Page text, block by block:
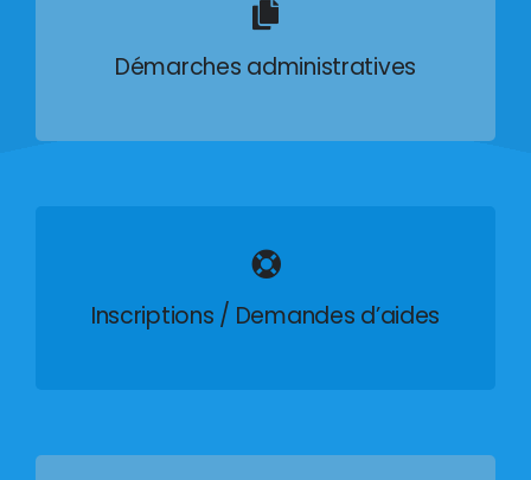
Démarches administratives
Inscriptions / Demandes d’aides